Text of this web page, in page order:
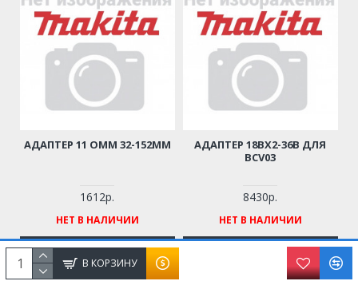
В КОРЗИНУ
АДАПТЕР 11 OMM 32-152ММ
1612р.
НЕТ В НАЛИЧИИ
АДАПТЕР 18BX2-36B ДЛЯ
BCV03
8430р.
НЕТ В НАЛИЧИИ